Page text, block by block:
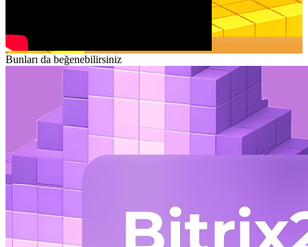
Bunları da beğenebilirsiniz